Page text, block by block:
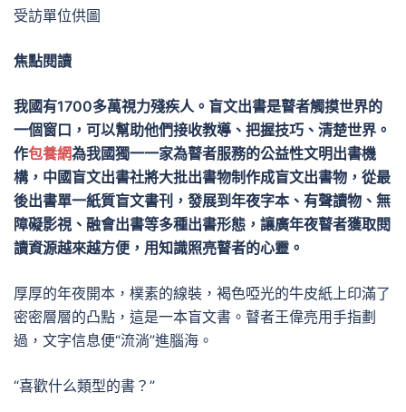
受訪單位供圖
焦點閱讀
我國有1700多萬視力殘疾人。盲文出書是瞽者觸摸世界的
一個窗口，可以幫助他們接收教導、把握技巧、清楚世界。
作包養網為我國獨一一家為瞽者服務的公益性文明出書機
構，中國盲文出書社將大批出書物制作成盲文出書物，從最
後出書單一紙質盲文書刊，發展到年夜字本、有聲讀物、無
障礙影視、融會出書等多種出書形態，讓廣年夜瞽者獲取閱
讀資源越來越方便，用知識照亮瞽者的心靈。
厚厚的年夜開本，樸素的線裝，褐色啞光的牛皮紙上印滿了
密密層層的凸點，這是一本盲文書。瞽者王偉亮用手指劃
過，文字信息便“流淌”進腦海。
“喜歡什么類型的書？”